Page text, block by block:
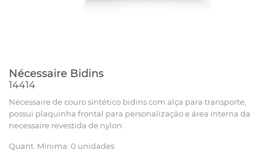
Nécessaire Bidins
14414
Nécessaire de couro sintético bidins com alça para transporte,
possui plaquinha frontal para personalização e área interna da
necessaire revestida de nylon.
Quant. Mínima: 0 unidades